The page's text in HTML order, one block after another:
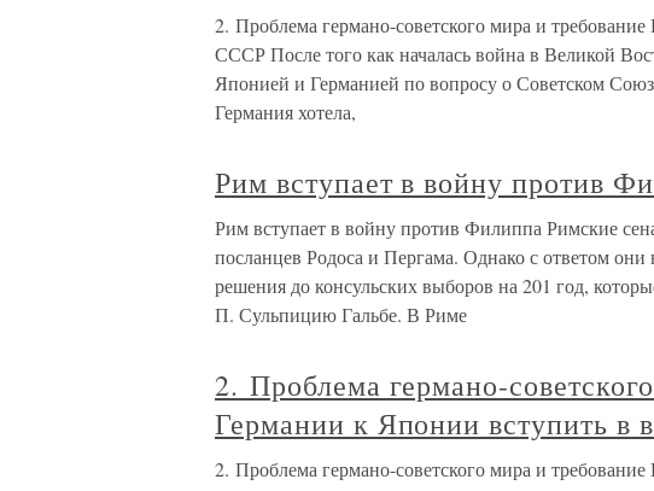
2. Проблема германо-советского мира и
СССР После того как началась война в Великой
Японией и Германией по вопросу о Советском
Германия хотела,
Рим вступает в войну против
Рим вступает в войну против Филиппа Римские
посланцев Родоса и Пергама. Однако с ответом
решения до консульских выборов на 201 год,
П. Сульпицию Гальбе. В Риме
2. Проблема германо-
Германии к Японии вступить в
2. Проблема германо-советского мира и